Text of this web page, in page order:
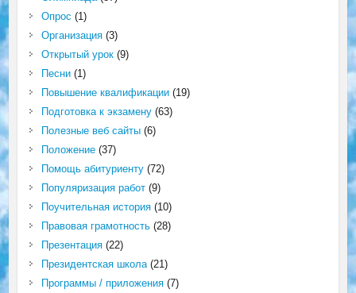
Опрос (1)
Организация(3)
Открытый урок(9)
Песни(1)
Повышение квалификации(19)
Подготовка к экзамену(63)
Полезные веб сайты(6)
Положение(37)
Помощь абитуриенту(72)
Популяризация работ(9)
Поучительная история(10)
Правовая грамотность(28)
Презентация(22)
Президентская школа(21)
Программы / приложения(7)